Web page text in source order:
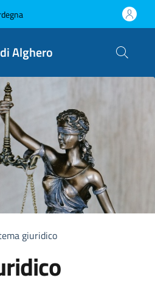
Alghero
giuridico